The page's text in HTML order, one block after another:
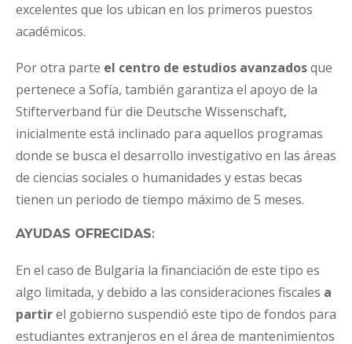
excelentes que los ubican en los primeros puestos
académicos.
Por otra parte el centro de estudios avanzadosque
pertenece a Sofía, también garantiza el apoyo de la
Stifterverband für die Deutsche Wissenschaft,
inicialmente está inclinado para aquellos programas
donde se busca el desarrollo investigativo en las áreas
de ciencias sociales o humanidades y estas becas
tienen un periodo de tiempo máximo de 5 meses.
AYUDAS OFRECIDAS:
En el caso de Bulgaria la financiación de este tipo es
algo limitada, y debido a las consideraciones fiscales a
partirel gobierno suspendió este tipo de fondos para
estudiantes extranjeros en el área de mantenimientos